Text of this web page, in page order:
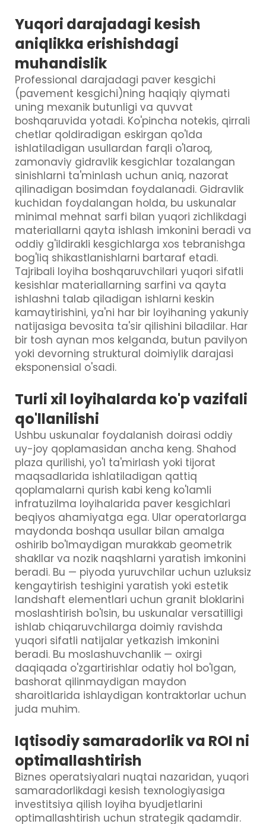
Yuqori darajadagi kesish
aniqlikka erishishdagi
muhandislik
Professional darajadagi paver kesgichi
(pavement kesgichi)ning haqiqiy qiymati
uning mexanik butunligi va quvvat
boshqaruvida yotadi. Ko'pincha notekis, qirrali
chetlar qoldiradigan eskirgan qo'lda
ishlatiladigan usullardan farqli o'laroq,
zamonaviy gidravlik kesgichlar tozalangan
sinishlarni ta'minlash uchun aniq, nazorat
qilinadigan bosimdan foydalanadi. Gidravlik
kuchidan foydalangan holda, bu uskunalar
minimal mehnat sarfi bilan yuqori zichlikdagi
materiallarni qayta ishlash imkonini beradi va
oddiy g'ildirakli kesgichlarga xos tebranishga
bog'liq shikastlanishlarni bartaraf etadi.
Tajribali loyiha boshqaruvchilari yuqori sifatli
kesishlar materiallarning sarfini va qayta
ishlashni talab qiladigan ishlarni keskin
kamaytirishini, ya'ni har bir loyihaning yakuniy
natijasiga bevosita ta'sir qilishini biladilar. Har
bir tosh aynan mos kelganda, butun pavilyon
yoki devorning struktural doimiylik darajasi
eksponensial o'sadi.
Turli xil loyihalarda ko'p vazifali
qo'llanilishi
Ushbu uskunalar foydalanish doirasi oddiy
uy-joy qoplamasidan ancha keng. Shahod
plaza qurilishi, yo'l ta'mirlash yoki tijorat
maqsadlarida ishlatiladigan qattiq
qoplamalarni qurish kabi keng ko'lamli
infratuzilma loyihalarida paver kesgichlari
beqiyos ahamiyatga ega. Ular operatorlarga
maydonda boshqa usullar bilan amalga
oshirib bo'lmaydigan murakkab geometrik
shakllar va nozik naqshlarni yaratish imkonini
beradi. Bu — piyoda yuruvchilar uchun uzluksiz
kengaytirish teshigini yaratish yoki estetik
landshaft elementlari uchun granit bloklarini
moslashtirish bo'lsin, bu uskunalar versatilligi
ishlab chiqaruvchilarga doimiy ravishda
yuqori sifatli natijalar yetkazish imkonini
beradi. Bu moslashuvchanlik — oxirgi
daqiqada o'zgartirishlar odatiy hol bo'lgan,
bashorat qilinmaydigan maydon
sharoitlarida ishlaydigan kontraktorlar uchun
juda muhim.
Iqtisodiy samaradorlik va ROI ni
optimallashtirish
Biznes operatsiyalari nuqtai nazaridan, yuqori
samaradorlikdagi kesish texnologiyasiga
investitsiya qilish loyiha byudjetlarini
optimallashtirish uchun strategik qadamdir.